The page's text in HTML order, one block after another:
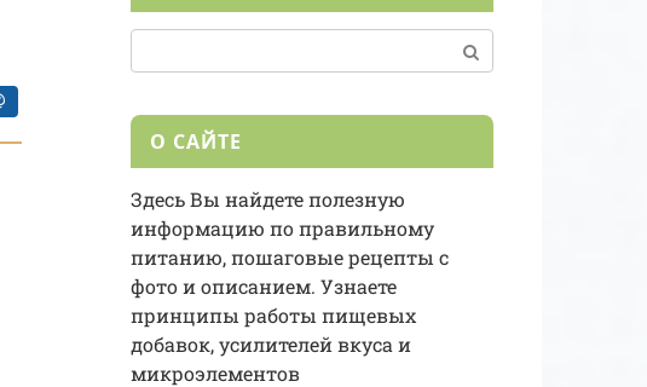
О САЙТЕ
Здесь Вы найдете полезную
информацию по правильному
питанию, пошаговые рецепты с
фото и описанием. Узнаете
принципы работы пищевых
добавок, усилителей вкуса и
микроэлементов